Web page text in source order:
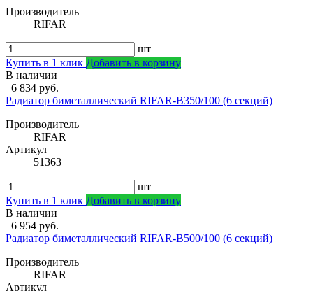
Производитель
RIFAR
шт
Купить в 1 клик Добавить в корзину
В наличии
6 834 руб.
Радиатор биметаллический RIFAR-В350/100 (6 секций)
Производитель
RIFAR
Артикул
51363
шт
Купить в 1 клик Добавить в корзину
В наличии
6 954 руб.
Радиатор биметаллический RIFAR-В500/100 (6 секций)
Производитель
RIFAR
Артикул